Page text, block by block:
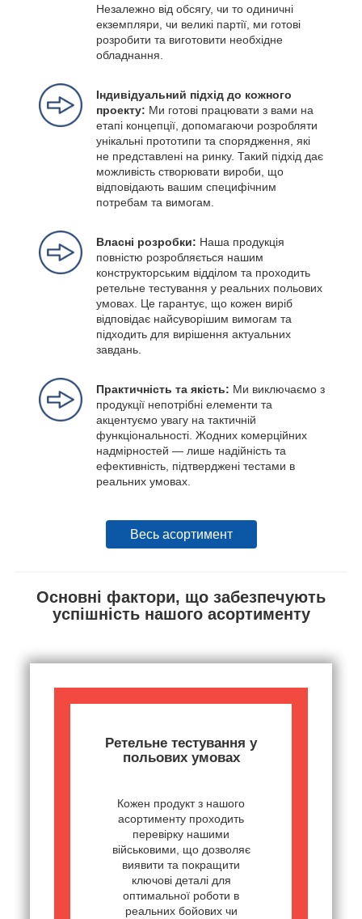
Незалежно від обсягу, чи то одиничні
екземпляри, чи великі партії, ми готові
розробити та виготовити необхідне
обладнання.
Індивідуальний підхід до кожного
проекту: Ми готові працювати з вами на
етапі концепції, допомагаючи розробляти
унікальні прототипи та спорядження, які
не представлені на ринку. Такий підхід дає
можливість створювати вироби, що
відповідають вашим специфічним
потребам та вимогам.
Власні розробки: Наша продукція
повністю розробляється нашим
конструкторським відділом та проходить
ретельне тестування у реальних польових
умовах. Це гарантує, що кожен виріб
відповідає найсуворішим вимогам та
підходить для вирішення актуальних
завдань.
Практичність та якість: Ми виключаємо з
продукції непотрібні елементи та
акцентуємо увагу на тактичній
функціональності. Жодних комерційних
надмірностей — лише надійність та
ефективність, підтверджені тестами в
реальних умовах.
Весь асортимент
Основні фактори, що забезпечують
успішність нашого асортименту
Ретельне тестування у
польових умовах
Кожен продукт з нашого
асортименту проходить
перевірку нашими
військовими, що дозволяє
виявити та покращити
ключові деталі для
оптимальної роботи в
реальних бойових чи